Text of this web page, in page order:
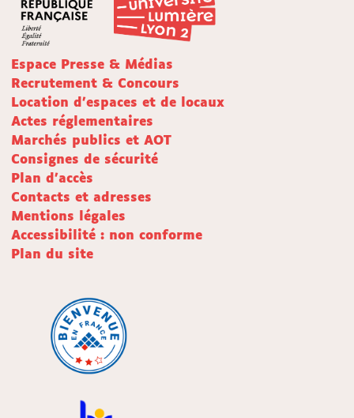
Espace Presse & Médias
Recrutement & Concours
Location d'espaces et de locaux
Actes réglementaires
Marchés publics et AOT
Consignes de sécurité
Plan d'accès
Contacts et adresses
Mentions légales
Accessibilité : non conforme
Plan du site